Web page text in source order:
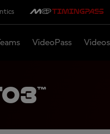
VideoPass Videos